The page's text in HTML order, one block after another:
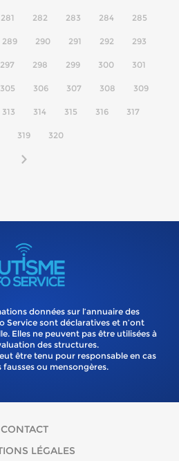
281 282 283 284 285
289 290 291 292 293
297 298 299 300 301
305 306 307 308 309
313 314 315 316 317
319 320
données sur l’annuaire des
Service sont déclaratives et n’ont
Elles ne peuvent pas être utilisées à
des structures.
être tenu pour responsable en cas
ou mensongères.
CONTACT
LÉGALES